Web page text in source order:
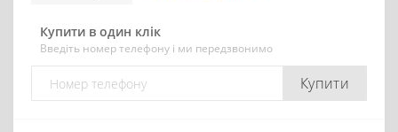
Купити в один клік
Введіть номер телефону і ми передзвонимо
Купити